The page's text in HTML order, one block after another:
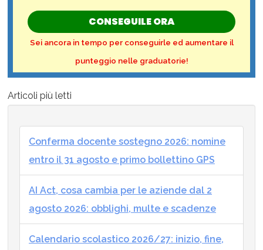
CONSEGUILE ORA
Sei ancora in tempo per conseguirle ed aumentare il
punteggio nelle graduatorie!
Articoli più letti
Conferma docente sostegno 2026: nomine
entro il 31 agosto e primo bollettino GPS
AI Act, cosa cambia per le aziende dal 2
agosto 2026: obblighi, multe e scadenze
Calendario scolastico 2026/27: inizio, fine,